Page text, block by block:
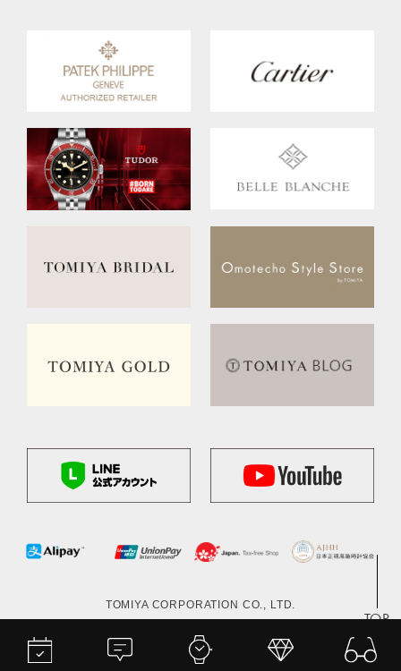
TOP
TOMIYA CORPORATION CO., LTD.